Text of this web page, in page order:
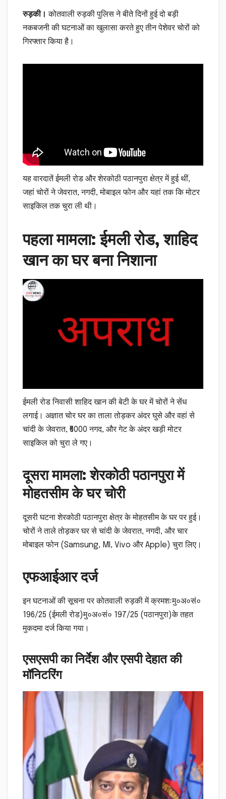
रुड़की। कोतवाली रुड़की पुलिस ने बीते दिनों हुई दो बड़ी
नकबजनी की घटनाओं का खुलासा करते हुए तीन पेशेवर चोरों को
गिरफ्तार किया है।
यह वारदातें ईमली रोड और शेरकोठी पठानपुरा क्षेत्र में हुई थीं,
जहां चोरों ने जेवरात, नगदी, मोबाइल फोन और यहां तक कि मोटर
साइकिल तक चुरा ली थी।
पहला मामला: ईमली रोड, शाहिद
खान का घर बना निशाना
ईमली रोड निवासी शाहिद खान की बेटी के घर में चोरों ने सेंध
लगाई। अज्ञात चोर घर का ताला तोड़कर अंदर घुसे और वहां से
चांदी के जेवरात, ₹6000 नगद, और गेट के अंदर खड़ी मोटर
साइकिल को चुरा ले गए।
दूसरा मामला: शेरकोठी पठानपुरा में
मोहतसीम के घर चोरी
दूसरी घटना शेरकोठी पठानपुरा क्षेत्र के मोहतसीम के घर पर हुई।
चोरों ने ताले तोड़कर घर से चांदी के जेवरात, नगदी, और चार
मोबाइल फोन (Samsung, MI, Vivo और Apple) चुरा लिए।
एफआईआर दर्ज
इन घटनाओं की सूचना पर कोतवाली रुड़की में क्रमशःमु०अ०सं०
196/25 (ईमली रोड)मु०अ०सं० 197/25 (पठानपुरा)के तहत
मुकदमा दर्ज किया गया।
एसएसपी का निर्देश और एसपी देहात की
मॉनिटरिंग